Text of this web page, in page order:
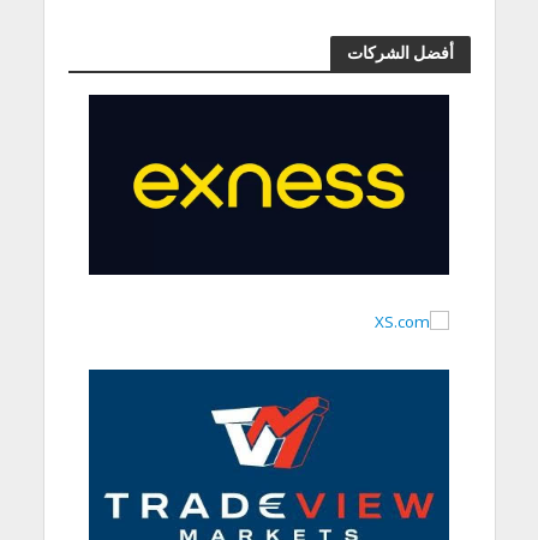
أفضل الشركات